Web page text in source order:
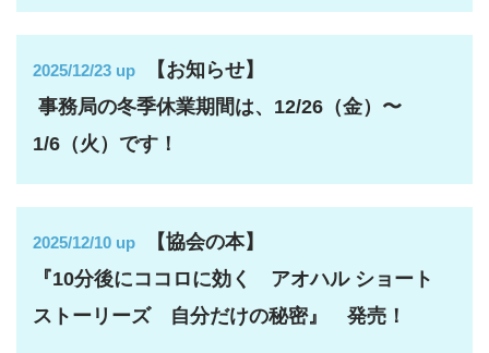
2025/12/23 up
【お知らせ】
事務局の冬季休業期間は、12/26（金）〜
1/6（火）です！
2025/12/10 up
【協会の本】
『10分後にココロに効く アオハル ショート
ストーリーズ 自分だけの秘密』 発売！